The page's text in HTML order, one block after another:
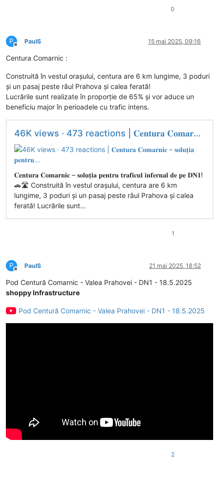
0
P
Deconectat
PaulS 15 mai 2025, 09:16
Centura Comarnic :
Construită în vestul orașului, centura are 6 km lungime, 3 poduri
și un pasaj peste râul Prahova și calea ferată!
Lucrările sunt realizate în proporție de 65% și vor aduce un
beneficiu major în perioadele cu trafic intens.
46K views · 473 reactions | 𝐂𝐞𝐧𝐭𝐮𝐫𝐚 𝐂𝐨𝐦𝐚𝐫𝐧𝐢𝐜 – 𝐬𝐨𝐥𝐮𝐭̦𝐢𝐚 𝐩𝐞𝐧𝐭𝐫𝐮...
𝐂𝐞𝐧𝐭𝐮𝐫𝐚 𝐂𝐨𝐦𝐚𝐫𝐧𝐢𝐜 – 𝐬𝐨𝐥𝐮𝐭̦𝐢𝐚 𝐩𝐞𝐧𝐭𝐫𝐮 𝐭𝐫𝐚𝐟𝐢𝐜𝐮𝐥 𝐢𝐧𝐟𝐞𝐫𝐧𝐚𝐥 𝐝𝐞 𝐩𝐞 𝐃𝐍𝟏!
🚗🛣️ Construită în vestul orașului, centura are 6 km
lungime, 3 poduri și un pasaj peste râul Prahova și calea
ferată! Lucrările sunt...
1
P
Deconectat
PaulS 21 mai 2025, 18:52
Pod Centură Comarnic - Valea Prahovei - DN1 - 18.5.2025
shoppy Infrastructure
Pod Centură Comarnic - Valea Prahovei - DN1 - 18.5.2025
2